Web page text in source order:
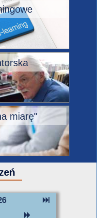
miarę"